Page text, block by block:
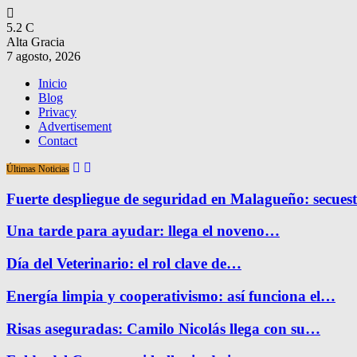
5.2 C
Alta Gracia
7 agosto, 2026
Inicio
Blog
Privacy
Advertisement
Contact
Últimas Noticias
Fuerte despliegue de seguridad en Malagueño:
Una tarde para ayudar: llega el noveno…
Día del Veterinario: el rol clave de…
Energía limpia y cooperativismo: así funciona el…
Risas aseguradas: Camilo Nicolás llega con su…